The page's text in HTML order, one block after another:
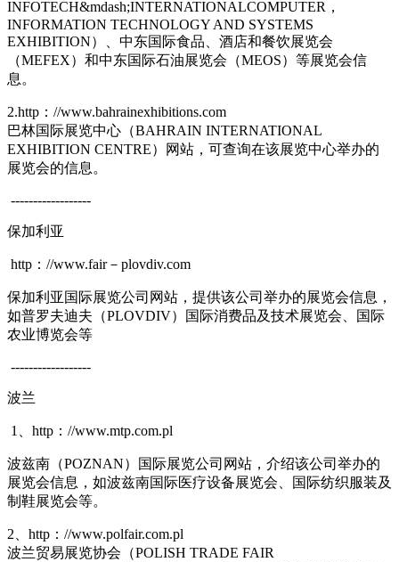
INFOTECH&mdash;INTERNATIONALCOMPUTER，
INFORMATION TECHNOLOGY AND SYSTEMS
EXHIBITION）、中东国际食品、酒店和餐饮展览会
（MEFEX）和中东国际石油展览会（MEOS）等展览会信
息。
2.http：//www.bahrainexhibitions.com
巴林国际展览中心（BAHRAIN INTERNATIONAL
EXHIBITION CENTRE）网站，可查询在该展览中心举办的
展览会的信息。
------------------
保加利亚
http：//www.fair－plovdiv.com
保加利亚国际展览公司网站，提供该公司举办的展览会信息，
如普罗夫迪夫（PLOVDIV）国际消费品及技术展览会、国际
农业博览会等
------------------
波兰
1、http：//www.mtp.com.pl
波兹南（POZNAN）国际展览公司网站，介绍该公司举办的
展览会信息，如波兹南国际医疗设备展览会、国际纺织服装及
制鞋展览会等。
2、http：//www.polfair.com.pl
波兰贸易展览协会（POLISH TRADE FAIR